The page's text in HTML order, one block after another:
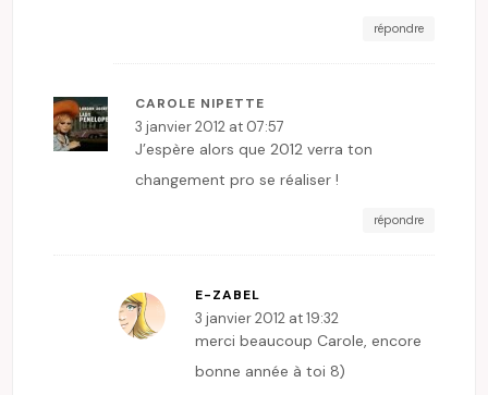
répondre
CAROLE NIPETTE
3 janvier 2012 at 07:57
J’espère alors que 2012 verra ton
changement pro se réaliser !
répondre
E-ZABEL
3 janvier 2012 at 19:32
merci beaucoup Carole, encore
bonne année à toi 8)